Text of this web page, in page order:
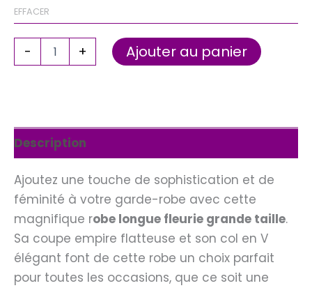
EFFACER
- + Ajouter au panier
Description
Ajoutez une touche de sophistication et de
féminité à votre garde-robe avec cette
magnifique robe longue fleurie grande taille.
Sa coupe empire flatteuse et son col en V
élégant font de cette robe un choix parfait
pour toutes les occasions, que ce soit une